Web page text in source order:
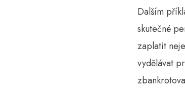
Dalším
skutečné
zaplatit
vydělávat